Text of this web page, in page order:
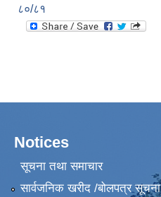
८०/८१
Notices
सूचना तथा समाचार
सार्वजनिक खरीद /बोलपत्र सूचना